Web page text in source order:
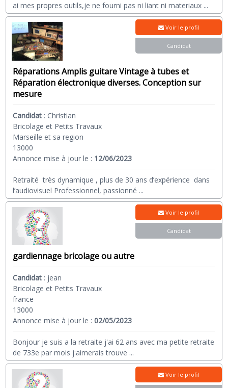
ai mes propres outils,je ne fourni pas ni liant ni materiaux ...
Réparations Amplis guitare Vintage à tubes et
Réparation électronique diverses. Conception sur
mesure
Candidat : Christian
Bricolage et Petits Travaux
Marseille et sa region
13000
Annonce mise à jour le : 12/06/2023
Retraité très dynamique , plus de 30 ans d’expérience dans
l’audiovisuel Professionnel, passionné ...
Voir le profil
Candidat
gardiennage bricolage ou autre
Candidat : jean
Bricolage et Petits Travaux
france
13000
Annonce mise à jour le :02/05/2023
Bonjour je suis a la retraite j'ai 62 ans avec ma petite retraite
de 733e par mois j:aimerais trouve ...
Voir le profil
Candidat
Voir le profil